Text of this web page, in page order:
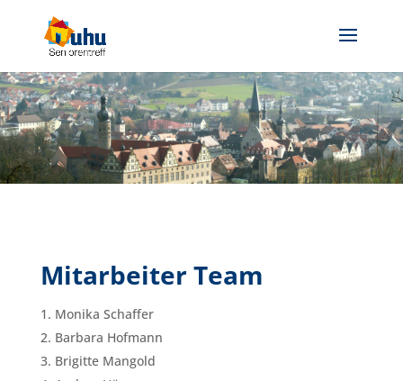
Mitarbeiter Team
Monika Schaffer
Barbara Hofmann
Brigitte Mangold